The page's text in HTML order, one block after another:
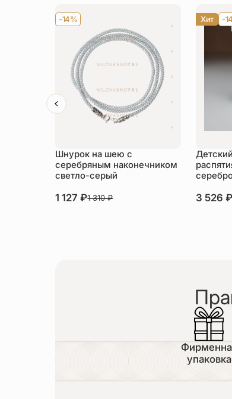
-14%
Шнурок на шею с
серебряным наконечником
светло-серый
1 127₽1 310₽
Хит -
3 526 ₽
упаковка